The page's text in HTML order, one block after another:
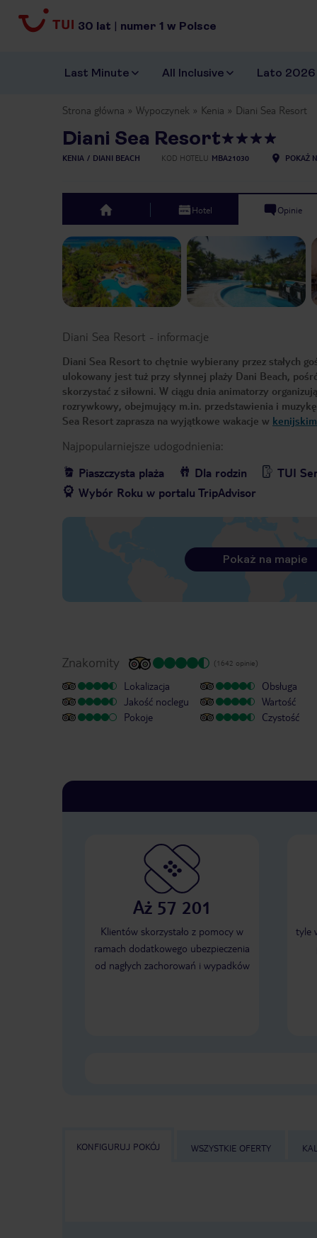
30 lat | numer 1 w Polsce
Last Minute All Inclusive Lato 2026
Strona główna Wypoczynek Kenia Diani Sea Resort
Diani Sea Resort
KENIA DIANI BEACH KOD HOTELU MBA21030 POKAŻ
top Hotel Opinie
Previous slide
Diani Sea Resort - informacje
Diani Sea Resort to chętnie wybierany przez stałych
ulokowany jest tuż przy słynnej plaży Dani Beach,
skorzystać z siłowni. W ciągu dnia animatorzy
rozrywkowy, obejmujący m.in. przedstawienia i
Sea Resort zaprasza na wyjątkowe wakacje w kenijskim
Najpopularniejsze udogodnienia:
Piaszczysta plaża
Dla rodzin
TUI
Wybór Roku w portalu TripAdvisor
Pokaż na mapie
Znakomity (1642 opinie)
Lokalizacja
Jakość noclegu
Pokoje
Obsługa
Wartość
Czystość
Aż 57 201
Klientów skorzystało z pomocy w
ramach dodatkowego ubezpieczenia
od nagłych zachorowań i wypadków
tyle
KONFIGURUJ POKÓJ WSZYSTKIE OFERTY